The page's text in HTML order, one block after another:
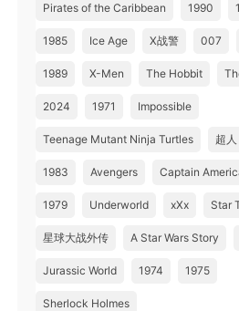
Pirates of the Caribbean 1990
1985 Ice Age X战警 007
1989 X-Men The Hobbit
2024 1971 Impossible
Teenage Mutant Ninja Turtles 超人
1983 Avengers Captain
1979 Underworld xXx Star
星球大战外传 A Star Wars Story
Jurassic World 1974 1975
Sherlock Holmes